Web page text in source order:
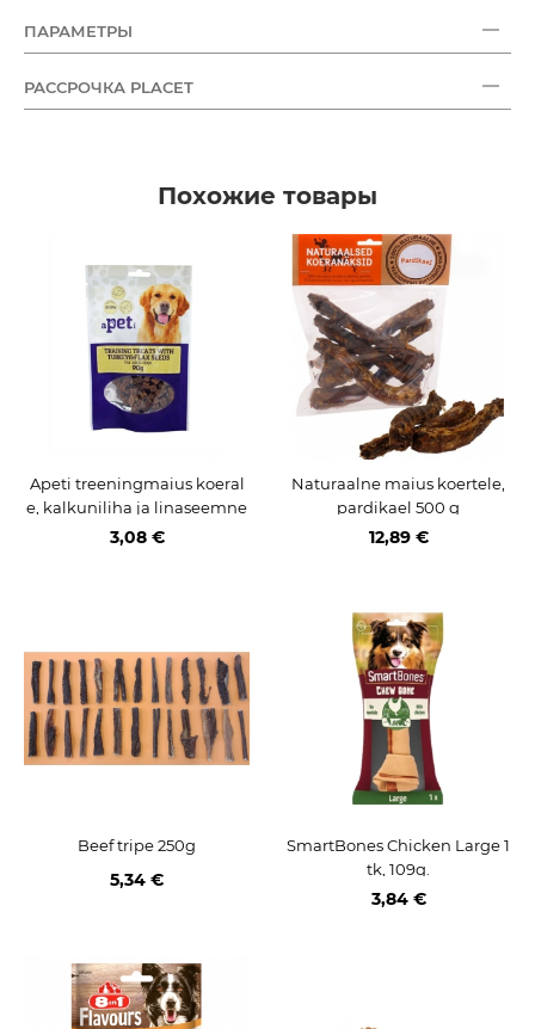
ПАРАМЕТРЫ
РАССРОЧКА PLACET
Похожие товары
Apeti treeningmaius koeral
e, kalkuniliha ja linaseemne
tega 90 g
3,08 €
Naturaalne maius koertele,
pardikael 500 g
12,89 €
Beef tripe 250g
5,34 €
SmartBones Chicken Large 1
tk, 109g.
3,84 €